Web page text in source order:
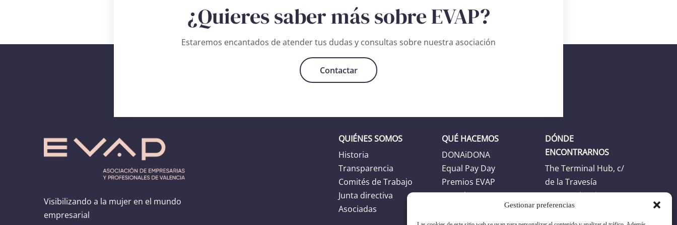
Gestionar preferencias
¿Quieres saber más sobre EVAP?
Estaremos encantados de atender tus dudas y consultas sobre nuestra asociación
Contactar
Visibilizando a la mujer en el mundo
empresarial
QUIÉNES SOMOS
Historia
Transparencia
Comités de Trabajo
Junta directiva
Asociadas
QUÉ HACEMOS
DONAiDONA
Equal Pay Day
Premios EVAP
Agenda
DÓNDE
ENCONTRARNOS
The Terminal Hub, c/
de la Travesía
46024 Valencia